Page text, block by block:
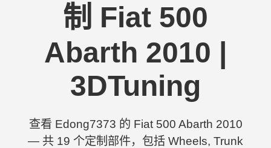
制 Fiat 500
Abarth 2010 |
3DTuning
查看 Edong7373 的 Fiat 500 Abarth 2010
— 共 19 个定制部件，包括 Wheels, Trunk